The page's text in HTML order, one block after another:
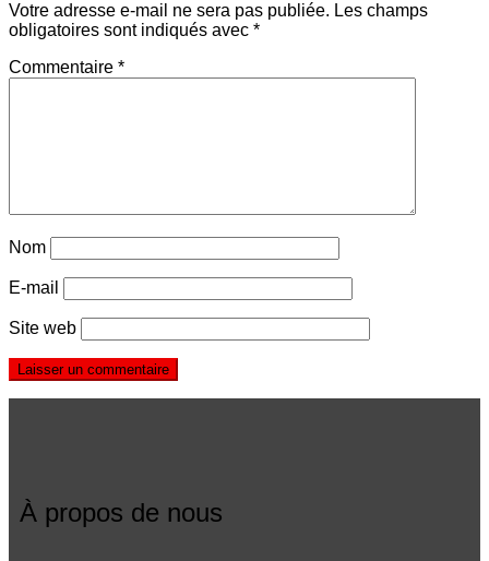
Votre adresse e-mail ne sera pas publiée. Les champs
obligatoires sont indiqués avec *
Commentaire *
Nom
E-mail
Site web
À propos de nous